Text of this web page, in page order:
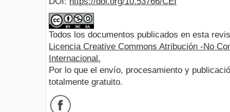
Todos los documentos publicados en esta
Licencia Creative Commons Atribución -No
Internacional.
Por lo que el envío, procesamiento y
totalmente gratuito.